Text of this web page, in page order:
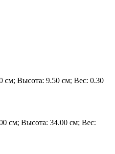
Высота: 9.50 см; Вес: 0.30
см; Высота: 34.00 см; Вес: